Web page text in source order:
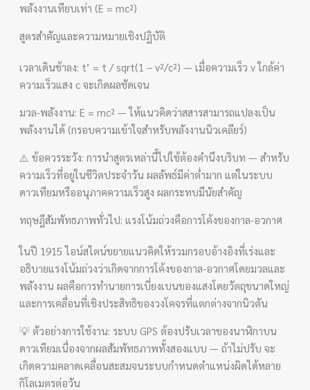
พลังงานเทียบเท่า (E = mc²)
สูตรสำคัญและความหมายเชิงปฏิบัติ
เวลาเดินช้าลง: t’ = t / sqrt(1 – v²/c²) — เมื่อความเร็ว v ใกล้ค่า
ความเร็วแสง c จะเกิดผลชัดเจน
มวล-พลังงาน: E = mc² — ให้แนวคิดว่าสสารสามารถแปลงเป็น
พลังงานได้ (กรอบความเข้าใจสำหรับพลังงานนิวเคลียร์)
⚠️ ข้อควรระวัง: การนำสูตรเหล่านี้ไปใช้ต้องคำนึงบริบท — สำหรับ
ความเร็วที่อยู่ในชีวิตประจำวัน ผลลัพธ์มีค่าต่ำมาก แต่ในระบบ
ดาวเทียมหรืออนุภาคความเร็วสูง ผลกระทบมีนัยสำคัญ
ทฤษฎีสัมพัทธภาพทั่วไป: แรงโน้มถ่วงคือการโค้งของกาล-อวกาศ
ในปี 1915 ไอน์สไตน์ขยายแนวคิดให้รวมกรอบอ้างอิงที่เร่งและ
อธิบายแรงโน้มถ่วงว่าเกิดจากการโค้งของกาล-อวกาศโดยมวลและ
พลังงาน ผลคือการทำนายการเบี่ยงเบนของแสงโดยวัตถุขนาดใหญ่
และการเคลื่อนที่เชิงประสิทธิของวงโคจรที่แตกต่างจากนิวตัน
💡 ตัวอย่างการใช้งาน: ระบบ GPS ต้องปรับเวลาของนาฬิกาบน
ดาวเทียมเนื่องจากผลสัมพัทธภาพทั้งสองแบบ — ถ้าไม่ปรับ จะ
เกิดความคลาดเคลื่อนสะสมจนระบบกำหนดตำแหน่งผิดได้หลาย
กิโลเมตรต่อวัน